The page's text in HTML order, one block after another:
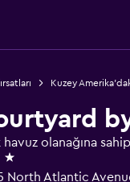
Kuzey
havuz olanağına
North Atlantic